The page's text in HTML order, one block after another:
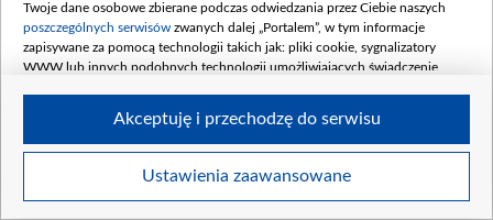
1
Szczegóły
Twoje dane osobowe zbierane podczas odwiedzania przez Ciebie naszych
poszczególnych serwisów zwanych dalej „Portalem”, w tym informacje
zapisywane za pomocą technologii takich jak: pliki cookie, sygnalizatory
WWW lub innych podobnych technologii umożliwiających świadczenie
Twoje dane osobowe zbierane podczas odwiedzania przez Ciebie
Ustawienia zaawansowane
Akceptuję i przechodzę do serwisu